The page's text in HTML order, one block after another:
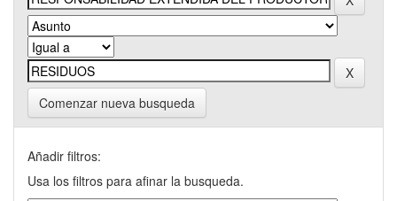
Comenzar nueva busqueda
Añadir filtros:
Usa los filtros para afinar la busqueda.